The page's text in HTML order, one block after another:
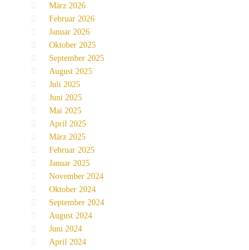
März 2026
Februar 2026
Januar 2026
Oktober 2025
September 2025
August 2025
Juli 2025
Juni 2025
Mai 2025
April 2025
März 2025
Februar 2025
Januar 2025
November 2024
Oktober 2024
September 2024
August 2024
Juni 2024
April 2024